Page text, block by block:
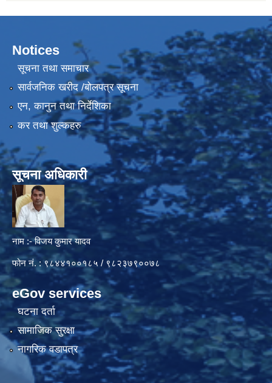
Notices
सूचना तथा समाचार
सार्वजनिक खरीद /बोलपत्र सूचना
एन, कानुन तथा निर्देशिका
कर तथा शुल्कहरु
सूचना अधिकारी
नाम :- विजय कुमार यादव
फोन नं. : ९८४४१००१८५ / ९८२३७९००७८
eGov services
घटना दर्ता
सामाजिक सुरक्षा
नागरिक वडापत्र